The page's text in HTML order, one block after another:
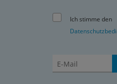
Ich stimme den